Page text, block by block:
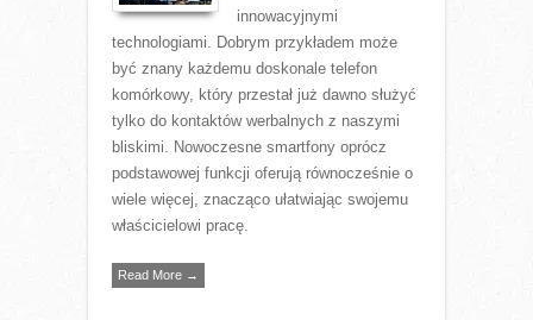
innowacyjnymi
technologiami. Dobrym przykładem może
być znany każdemu doskonale telefon
komórkowy, który przestał już dawno służyć
tylko do kontaktów werbalnych z naszymi
bliskimi. Nowoczesne smartfony oprócz
podstawowej funkcji oferują równocześnie o
wiele więcej, znacząco ułatwiając swojemu
właścicielowi pracę.
Read More →